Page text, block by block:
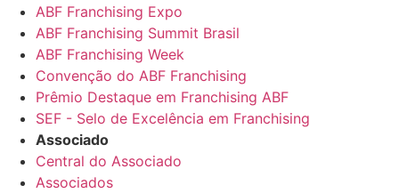
ABF Franchising Expo
ABF Franchising Summit Brasil
ABF Franchising Week
Convenção do ABF Franchising
Prêmio Destaque em Franchising ABF
SEF - Selo de Excelência em Franchising
Associado
Central do Associado
Associados